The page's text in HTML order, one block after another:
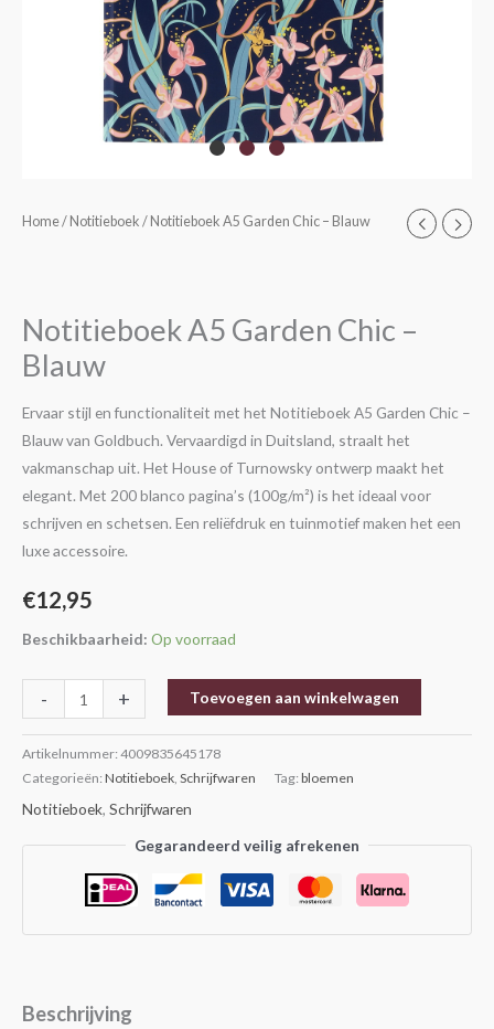
Home/ Notitieboek / Notitieboek A5 Garden Chic – Blauw
Notitieboek A5 Garden Chic –
Blauw
Ervaar stijl en functionaliteit met het Notitieboek A5 Garden Chic –
Blauw van Goldbuch. Vervaardigd in Duitsland, straalt het
vakmanschap uit. Het House of Turnowsky ontwerp maakt het
elegant. Met 200 blanco pagina’s (100g/m²) is het ideaal voor
schrijven en schetsen. Een reliëfdruk en tuinmotief maken het een
luxe accessoire.
€12,95
Beschikbaarheid: Op voorraad
-
Notitieboek
Blauw
+ Toevoegen aan winkelwagen
Artikelnummer: 4009835645178
Categorieën: Notitieboek, Schrijfwaren Tag: bloemen
Notitieboek, Schrijfwaren
Gegarandeerd veilig afrekenen
Beschrijving